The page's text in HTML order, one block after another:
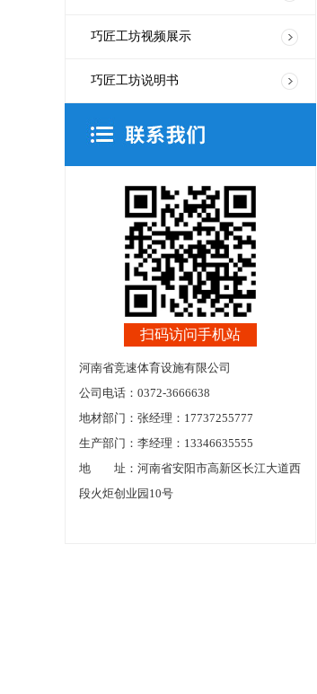
巧匠工坊视频展示
巧匠工坊说明书
扫码访问手机站
河南省竞速体育设施有限公司
公司电话：0372-3666638
地材部门：张经理：17737255777
生产部门：李经理：13346635555
地 址：河南省安阳市高新区长江大道西
段火炬创业园10号